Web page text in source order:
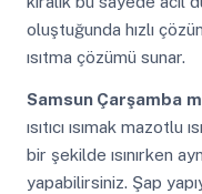
oluştuğunda hızlı
ısıtma çözümü sunar.
Samsun Çarşamba
ısıtıcı ısımak mazotlu
bir şekilde ısınırken
yapabilirsiniz. Şap